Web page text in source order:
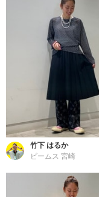
竹下 はるか
ビームス 宮崎